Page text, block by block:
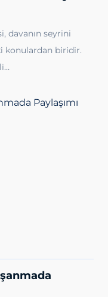
davanın seyrini
konulardan biridir.